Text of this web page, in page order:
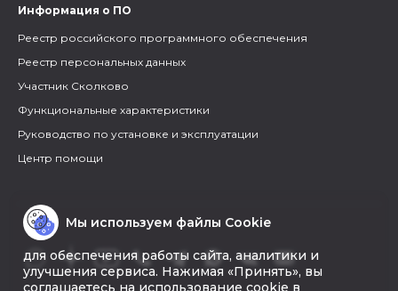
Информация о ПО
Реестр российского программного обеспечения
Реестр персональных данных
Участник Сколково
Функциональные характеристики
Руководство по установке и эксплуатации
Центр помощи
Мы используем файлы Cookie
для обеспечения работы сайта, аналитики и
улучшения сервиса. Нажимая «Принять», вы
соглашаетесь на использование cookie в